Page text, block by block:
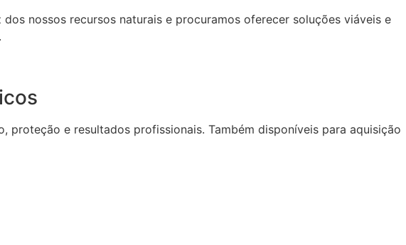
nossos recursos naturais e procuramos oferecer soluções viáveis e
e resultados profissionais. Também disponíveis para aquisição